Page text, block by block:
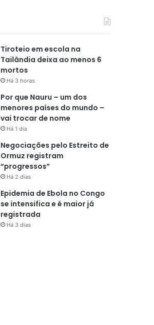
Tiroteio em escola na
Tailândia deixa ao menos 6
mortos
Há 3 horas
Por que Nauru – um dos
menores países do mundo –
vai trocar de nome
Há 1 dia
Negociações pelo Estreito de
Ormuz registram
“progressos”
Há 2 dias
Epidemia de Ebola no Congo
se intensifica e é maior já
registrada
Há 3 dias